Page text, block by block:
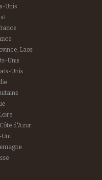
Unis
Laos
Unis
Unis
d'Azur
Uni